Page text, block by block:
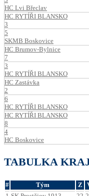
HC Lvi Břeclav
HC RYTÍŘI BLANSKO
3
5
SKMB Boskovice
HC Brumov-Bylnice
7
3
HC RYTÍŘI BLANSKO
HC Zastávka
2
6
HC RYTÍŘI BLANSKO
HC RYTÍŘI BLANSKO
8
4
HC Boskovice
TABULKA
# Tým Z